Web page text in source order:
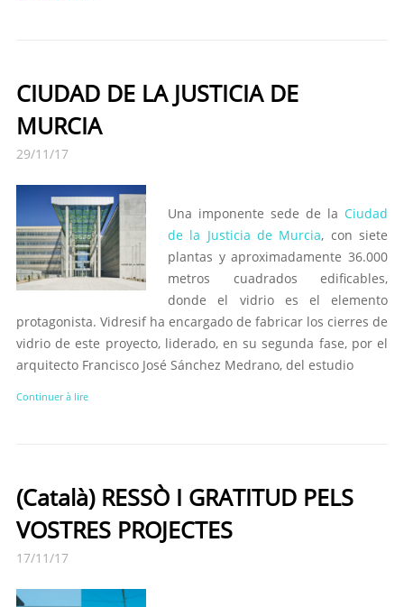
CIUDAD DE LA JUSTICIA DE
MURCIA
29/11/17
Una imponente sede de la Ciudad
de la Justicia de Murcia, con siete
plantas y aproximadamente 36.000
metros cuadrados edificables,
donde el vidrio es el elemento
protagonista. Vidresif ha encargado de fabricar los cierres de
vidrio de este proyecto, liderado, en su segunda fase, por el
arquitecto Francisco José Sánchez Medrano, del estudio
Continuer à lire
(Català) RESSÒ I GRATITUD PELS
VOSTRES PROJECTES
17/11/17